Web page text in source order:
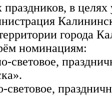
в
города
номинациям:
световое,
световое,